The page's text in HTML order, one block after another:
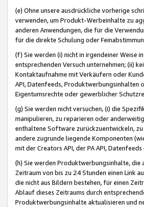
(e) Ohne unsere ausdrückliche vorherige
verwenden, um Produkt-Werbeinhalte zu
anderen Anwendungen, die für die
für die direkte Schulung oder
(f) Sie werden (i) nicht in irgendeiner Weise
entsprechenden Versuch unternehmen; (ii)
Kontaktaufnahme mit Verkäufern oder
API, Datenfeeds, Produktwerbungsinhalten
Eigentumsrechte oder gewerblicher
(g) Sie werden nicht versuchen, (i) die
manipulieren, zu reparieren oder
enthaltene Software zurückzuentwickeln,
andere zugrunde liegende Komponenten
mit der Creators API, der PA API,
(h) Sie werden Produktwerbungsinhalte, die
Zeitraum von bis zu 24 Stunden einen Link
die nicht aus Bildern bestehen, für einen
Ablauf dieses Zeitraums durch
Produktwerbungsinhalte aktualisieren und